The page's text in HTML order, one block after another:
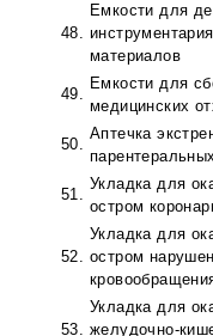
48.
Емкости для
материалов
49.
Емкости для
медицинских
50.
Аптечка
51.
Укладка для
остром
52.
Укладка для
остром
53.
Укладка для
желудочно-